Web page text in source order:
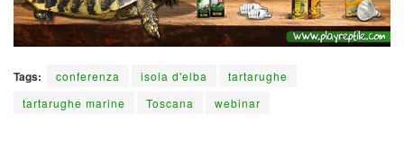
Tags: conferenza isola d'elba
tartarughe
tartarughe marine
Toscana webinar